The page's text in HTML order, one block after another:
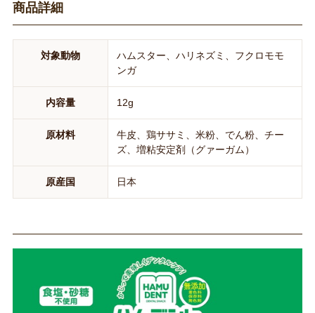
商品詳細
対象動物
ハムスター、ハリネズミ、フクロモモ
ンガ
内容量 12g
原材料
牛皮、鶏ササミ、米粉、でん粉、チー
ズ、増粘安定剤（グァーガム）
原産国 日本